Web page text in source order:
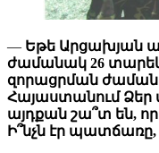
— Եթե Արցախյան
ժամանակ 26
զորացրման
Հայաստանում
այդքան շա՞տ են,
Ի՞նչն էր պատճառը,